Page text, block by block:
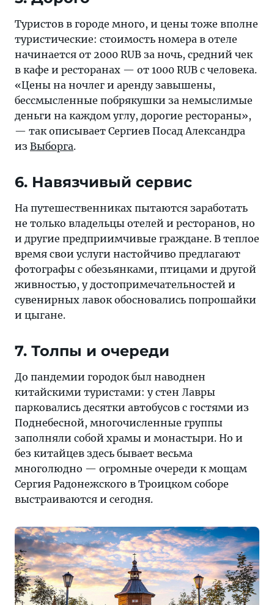
Туристов в городе много, и цены тоже вполне
туристические: стоимость номера в отеле
начинается от 2000 RUB за ночь, средний чек
в кафе и ресторанах — от 1000 RUB с человека.
«Цены на ночлег и аренду завышены,
бессмысленные побрякушки за немыслимые
деньги на каждом углу, дорогие рестораны»,
— так описывает Сергиев Посад Александра
из Выборга.
6. Навязчивый сервис
На путешественниках пытаются заработать
не только владельцы отелей и ресторанов, но
и другие предприимчивые граждане. В теплое
время свои услуги настойчиво предлагают
фотографы с обезьянками, птицами и другой
живностью, у достопримечательностей и
сувенирных лавок обосновались попрошайки
и цыгане.
7. Толпы и очереди
До пандемии городок был наводнен
китайскими туристами: у стен Лавры
парковались десятки автобусов с гостями из
Поднебесной, многочисленные группы
заполняли собой храмы и монастыри. Но и
без китайцев здесь бывает весьма
многолюдно — огромные очереди к мощам
Сергия Радонежского в Троицком соборе
выстраиваются и сегодня.